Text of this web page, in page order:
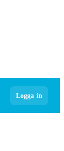
Logga in